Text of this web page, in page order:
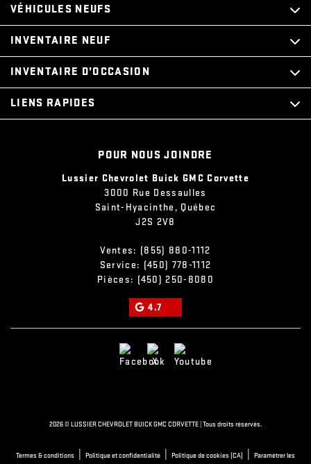
POUR NOUS JOINDRE
Lussier Chevrolet Buick GMC Corvette
3000 Rue Dessaulles
Saint-Hyacinthe , Québec
J2S 2V8
Ventes: (855) 880-1112
Service: (450) 778-1112
Pièces: (450) 250-8080
4.7
VÉHICULES NEUFS
INVENTAIRE NEUF
INVENTAIRE D’OCCASION
LIENS RAPIDES
2026 © LUSSIER CHEVROLET BUICK GMC CORVETTE| Tous droits réservés.
Termes & conditions Politique et confidentialité Politique de cookies (CA) Paramétrer les